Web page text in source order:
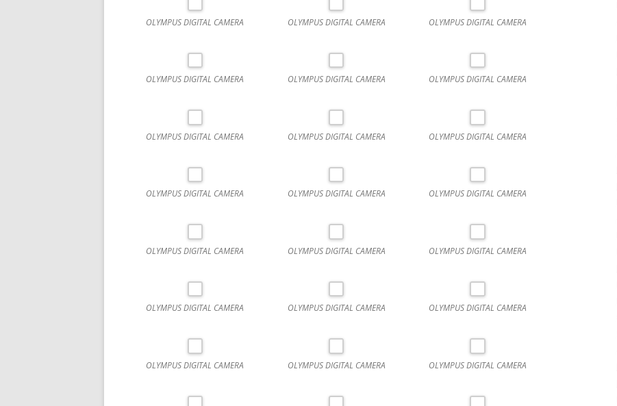
OLYMPUS DIGITAL CAMERA OLYMPUS DIGITAL CAMERA OLYMPUS DIGITAL CAMERA
OLYMPUS DIGITAL CAMERA OLYMPUS DIGITAL CAMERA OLYMPUS DIGITAL CAMERA
OLYMPUS DIGITAL CAMERA OLYMPUS DIGITAL CAMERA OLYMPUS DIGITAL CAMERA
OLYMPUS DIGITAL CAMERA OLYMPUS DIGITAL CAMERA OLYMPUS DIGITAL CAMERA
OLYMPUS DIGITAL CAMERA OLYMPUS DIGITAL CAMERA OLYMPUS DIGITAL CAMERA
OLYMPUS DIGITAL CAMERA OLYMPUS DIGITAL CAMERA OLYMPUS DIGITAL CAMERA
OLYMPUS DIGITAL CAMERA OLYMPUS DIGITAL CAMERA OLYMPUS DIGITAL CAMERA